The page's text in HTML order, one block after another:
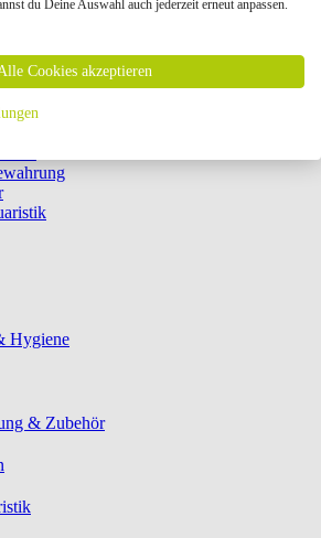
Leinen
Hygiene
& Zubehör
du Deine Auswahl auch jederzeit erneut anpassen.
Cookies akzeptieren